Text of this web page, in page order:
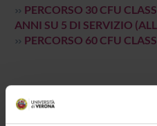
PERCORSO 30 CFU
ANNI SU 5 DI SERVIZIO
PERCORSO 60 CFU
Per informazioni complete